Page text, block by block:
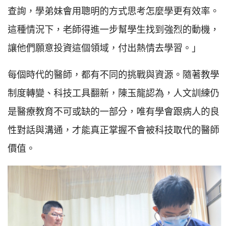
查詢，學弟妹會用聰明的方式思考怎麼學更有效率。
這種情況下，老師得進一步幫學生找到強烈的動機，
讓他們願意投資這個領域，付出熱情去學習。」
每個時代的醫師，都有不同的挑戰與資源。隨著教學
制度轉變、科技工具翻新，陳玉龍認為，人文訓練仍
是醫療教育不可或缺的一部分，唯有學會跟病人的良
性對話與溝通，才能真正掌握不會被科技取代的醫師
價值。